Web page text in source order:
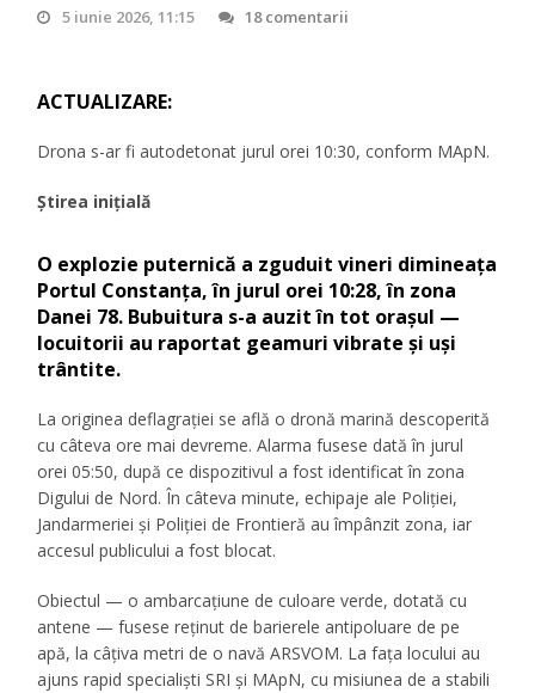
5 iunie 2026, 11:15 18 comentarii
ACTUALIZARE:
Drona s-ar fi autodetonat jurul orei 10:30, conform MApN.
Știrea inițială
O explozie puternică a zguduit vineri dimineața
Portul Constanța, în jurul orei 10:28, în zona
Danei 78. Bubuitura s-a auzit în tot orașul —
locuitorii au raportat geamuri vibrate și uși
trântite.
La originea deflagrației se află o dronă marină descoperită
cu câteva ore mai devreme. Alarma fusese dată în jurul
orei 05:50, după ce dispozitivul a fost identificat în zona
Digului de Nord. În câteva minute, echipaje ale Poliției,
Jandarmeriei și Poliției de Frontieră au împânzit zona, iar
accesul publicului a fost blocat.
Obiectul — o ambarcațiune de culoare verde, dotată cu
antene — fusese reținut de barierele antipoluare de pe
apă, la câțiva metri de o navă ARSVOM. La fața locului au
ajuns rapid specialiști SRI și MApN, cu misiunea de a stabili